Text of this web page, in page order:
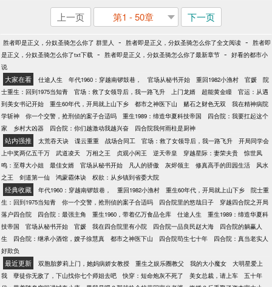
上一页 第1 - 50章 下一页
胜者即是正义，分奴圣骑怎么你了 群里人 - 胜者即是正义，分奴圣骑怎么你了全文阅读 -
胜者即
是正义，分奴圣骑怎么你了txt下载 - 胜者即是正义，分奴圣骑怎么你了最新章节 - 好看的都市小
说
大家在看 仕途人生 年代1960：穿越南锣鼓巷， 官场从秘书开始 重回1982小渔村 官媛
院
士重生：回到1975当知青
官场：救了女领导后，我一路飞升 上门龙婿 超能黄金瞳
官运：从遇
到美女书记开始
重生60年代，开局就上山下乡 都市之神医下山 赌石之财色无双
我在精神病院
学斩神
你一个交警，抢刑侦的案子合适吗 重生1989：缔造华夏科技帝国
四合院：我要扛起这个
家
乡村大凶器 四合院：你们越激动我越兴奋 四合院我何雨柱是厨神
站内强推 太荒吞天诀 谍云重重 战场合同工 官场：救了女领导后，我一路飞升
开局同学会
上中奖两亿五千万
武道凌天 万相之王 贞观小闲王 逆天帝皇 穿越星际：妻荣夫贵
惊世凤
鸣：至尊大小姐
最佳女婿 官场从秘书开始 凡人的骄傲 灰烬领主 修真高手的田园生活
风水
之王
剑道第一仙 鸿蒙霸体诀 权欲：从乡镇到省委大院
经典收藏 年代1960：穿越南锣鼓巷， 重回1982小渔村 重生60年代，开局就上山下乡
院士重
生：回到1975当知青
你一个交警，抢刑侦的案子合适吗 四合院里的悠哉日子
穿越四合院之开局
落户四合院
四合院：最强主角 重生1960，带着亿万食品仓库 仕途人生
重生1989：缔造华夏科
技帝国
官场从秘书开始 官媛 我在四合院里有小院 四合院一品良民赵大海
四合院的躺赢人
生
四合院：继承小酒馆，嫂子徐慧真 都市之神医下山 四合院苟生七十年
四合院：真当老实人
好欺负
最近更新 双胞胎萝莉上门，她妈病娇女教授 重生之娱乐圈教父 我的大小魔女
大明星爱上
我
孽徒你无敌了，下山找你七个师姐去吧 快穿：短命炮灰不死了 美女总裁，请上车
五十年